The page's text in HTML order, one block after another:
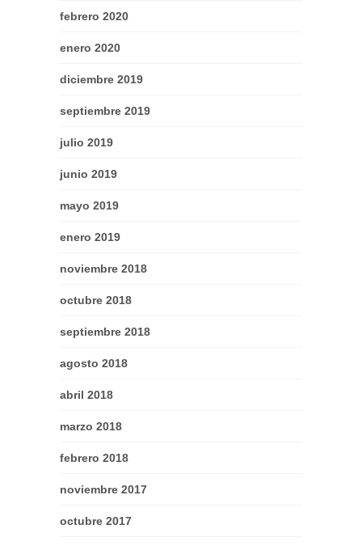
febrero 2020
enero 2020
diciembre 2019
septiembre 2019
julio 2019
junio 2019
mayo 2019
enero 2019
noviembre 2018
octubre 2018
septiembre 2018
agosto 2018
abril 2018
marzo 2018
febrero 2018
noviembre 2017
octubre 2017